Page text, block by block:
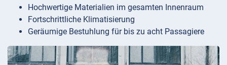
Hochwertige Materialien im gesamten Innenraum
Fortschrittliche Klimatisierung
Geräumige Bestuhlung für bis zu acht Passagiere